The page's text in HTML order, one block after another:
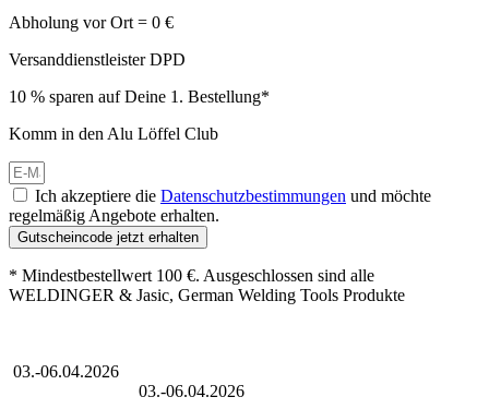
Abholung vor Ort = 0 €
Versanddienstleister DPD
10 % sparen auf Deine 1. Bestellung*
Komm in den Alu Löffel Club
Ich akzeptiere die Datenschutzbestimmungen und möchte
regelmäßig Angebote erhalten.
Gutscheincode jetzt erhalten
* Mindestbestellwert 100 €. Ausgeschlossen sind alle
WELDINGER & Jasic, German Welding Tools Produkte
03.-06.04.2026
03.-06.04.2026